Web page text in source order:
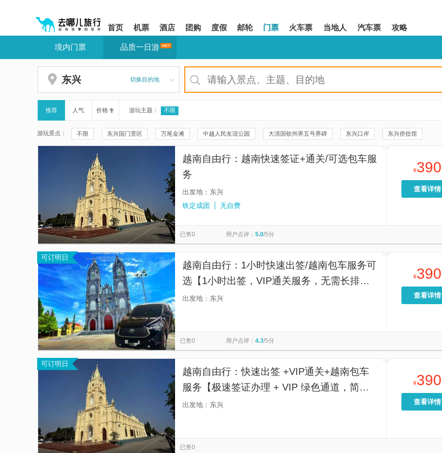
您
站
区,
本
有
6
浏
览
信
首页 机票 酒店 团购 度假 邮轮 门票 火车票 当地人 汽车票 攻略
您
站
区
境内门票 品质一日游
东兴 切换目的地
推荐 人气 价格 游玩主题： 不限
游玩景点： 不限 东兴国门景区 万尾金滩 中越人民友谊公园 大清国钦州界五号界碑 东兴口岸 东兴侨批馆
东兴市竹山山海相连地标广场 大清国一号界碑 东兴红石谷漂流
侨批路 野人谷 瑶寨九龙潭 东兴京岛风景名胜区
明珠广场 月亮湾景区 防城港市城市之窗 防城港湿地公园 十万大山国家森林公园
防城港市伏波文化园 东兴国门观景台
江山半岛风景名胜区 巫头国门文化大院 红旗街 北部湾海洋文化博物馆
越南军事历史博物馆 河内大教堂 大清国1号界碑
还剑湖 下龙湾
越南自由行：越南快速签证+通关/可选包车服
务
出发地：东兴
铁定成团
无自费
¥390
查看详情
已售0 用户点评： 5.0/5分
可订明日
越南自由行：1小时快速出签/越南包车服务可
选【1小时出签，VIP通关服务，无需长排
队，跨一步而出国，感受越南魅力】
出发地：东兴
¥390
查看详情
已售0 用户点评： 4.3/5分
可订明日
越南自由行：快速出签 +VIP通关+越南包车
服务【极速签证办理 + VIP 绿色通道，简化
通关流程，省时省力轻松入境】
出发地：东兴
¥390
查看详情
已售0